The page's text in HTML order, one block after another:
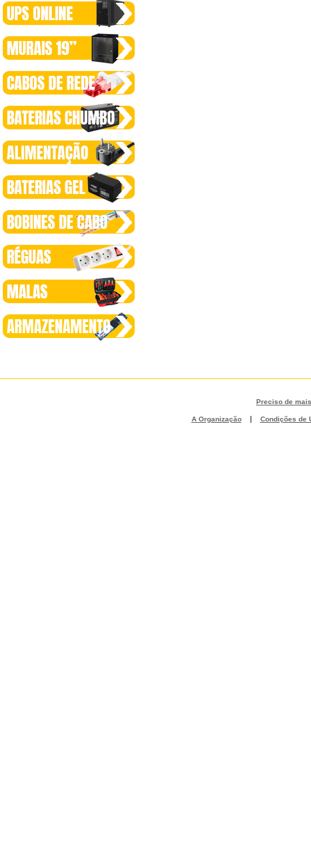
Preciso de
A Organização | Condições de